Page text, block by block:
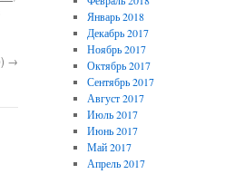
→
Январь 2018
Декабрь 2017
Ноябрь 2017
Октябрь 2017
Сентябрь 2017
Август 2017
Июль 2017
Июнь 2017
Май 2017
Апрель 2017